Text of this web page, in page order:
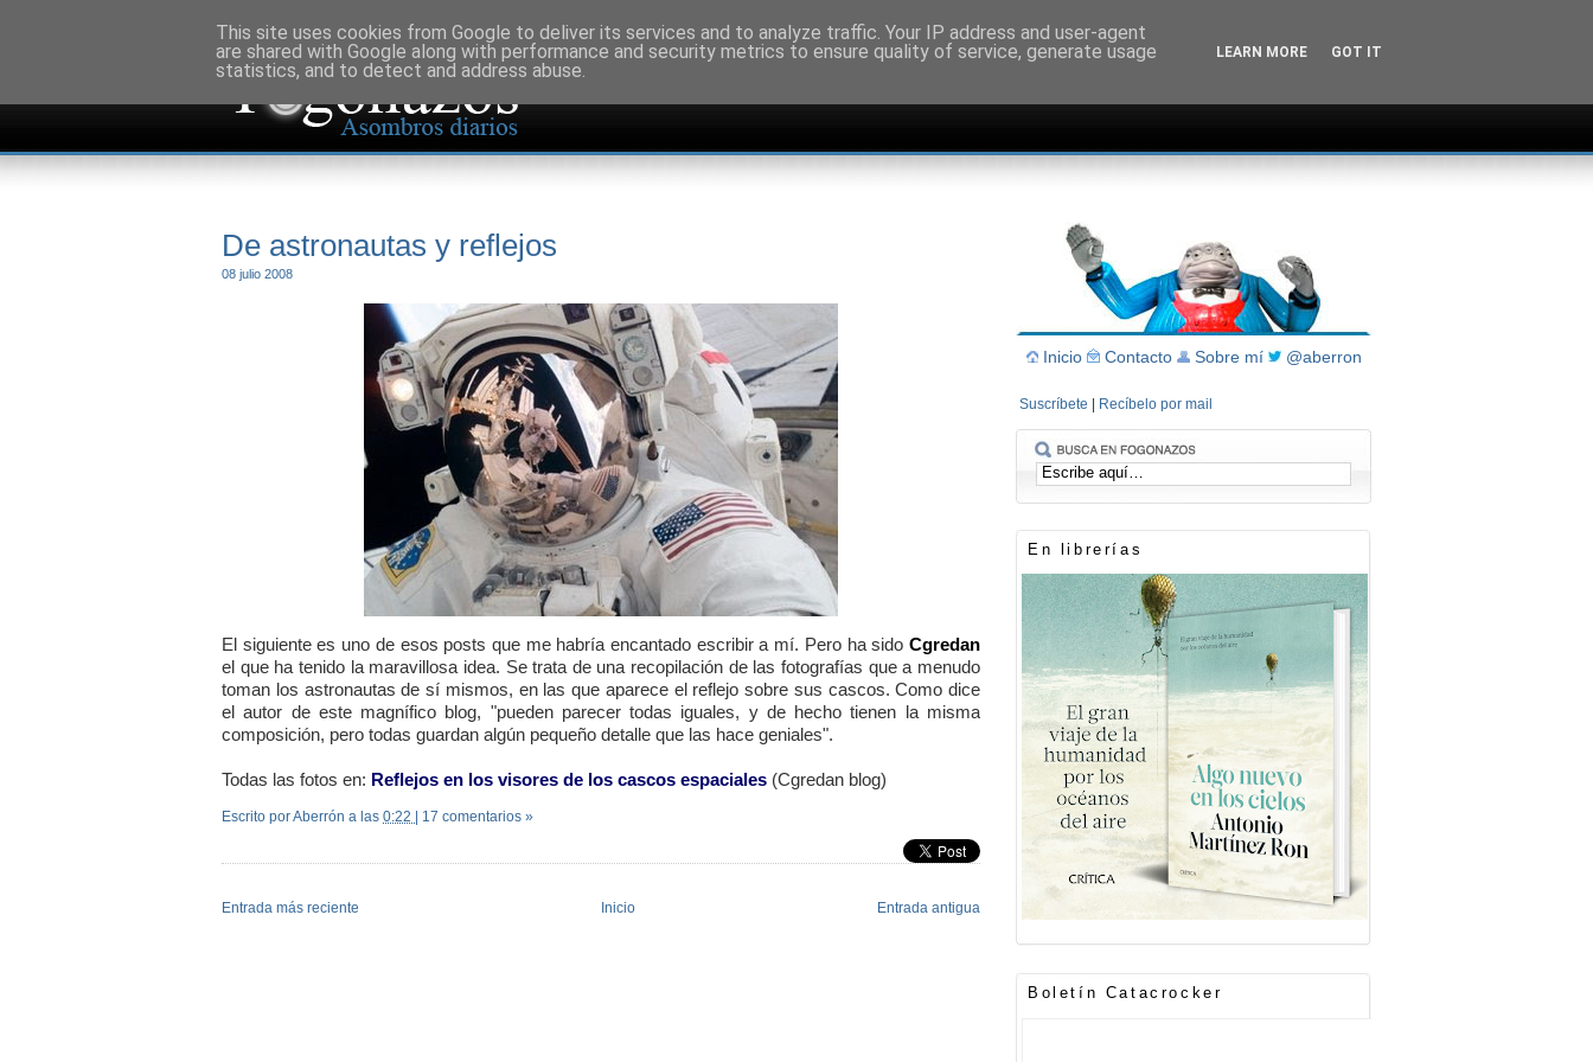
De astronautas y reflejos
08 julio 2008
El siguiente es uno de esos posts que me habría encantado escribir a mí. Pero ha sido Cgredan
el que ha tenido la maravillosa idea. Se trata de una recopilación de las fotografías que a menudo
toman los astronautas de sí mismos, en las que aparece el reflejo sobre sus cascos. Como dice
el autor de este magnífico blog, "pueden parecer todas iguales, y de hecho tienen la misma
composición, pero todas guardan algún pequeño detalle que las hace geniales".
Todas las fotos en: Reflejos en los visores de los cascos espaciales (Cgredan blog)
Escrito por Aberrón a las 0:22 | 17 comentarios »
Entrada más reciente Entrada antigua
Inicio
Inicio Contacto Sobre mí @aberron
Suscríbete Recíbelo por mail
En librerías
Boletín Catacrocker
This site uses cookies from Google to deliver its services and to analyze traffic. Your IP address and user-agent
are shared with Google along with performance and security metrics to ensure quality of service, generate usage
statistics, and to detect and address abuse.
LEARN MORE GOT IT